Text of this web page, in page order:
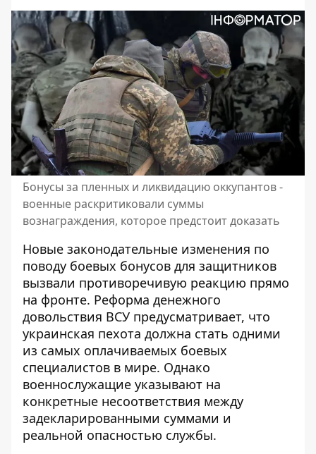
Бонусы за пленных и ликвидацию оккупантов -
военные раскритиковали суммы
вознаграждения, которое предстоит доказать
Новые законодательные изменения по
поводу боевых бонусов для защитников
вызвали противоречивую реакцию прямо
на фронте. Реформа денежного
довольствия ВСУ предусматривает, что
украинская пехота должна стать одними
из самых оплачиваемых боевых
специалистов в мире. Однако
военнослужащие указывают на
конкретные несоответствия между
задекларированными суммами и
реальной опасностью службы.